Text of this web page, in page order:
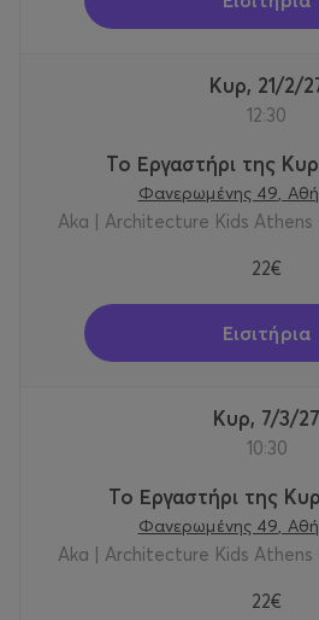
Κυρ, 21/2/
12:30
Το Εργαστήρι της
Φανερωμένης 49,
Aka | Architecture Kids Athens
22€
Εισιτήρια
Κυρ, 7/3/27
10:30
Το Εργαστήρι της
Φανερωμένης 49,
Aka | Architecture Kids Athens
22€